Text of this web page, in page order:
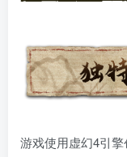
游戏使用虚幻4引